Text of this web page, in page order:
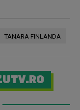
TANARA FINLANDA